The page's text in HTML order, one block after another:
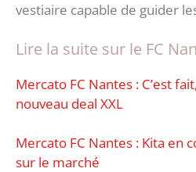
vestiaire capable de guider
Lire la suite sur le FC
Mercato FC Nantes : C’est
nouveau deal XXL
Mercato FC Nantes : Kita en
sur le marché